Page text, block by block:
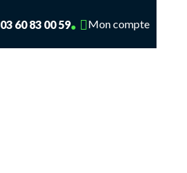
03 60 83 00 59 Mon compte